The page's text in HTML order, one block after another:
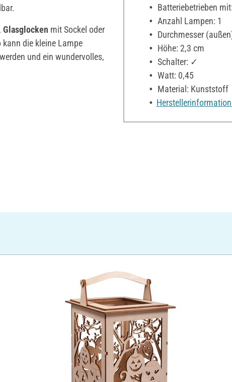
Glasglocken mit Sockel oder
kann die kleine Lampe
und ein wundervolles,
Batteriebetrieben
Anzahl Lampen: 1
Durchmesser
Höhe: 2,3 cm
Schalter: ✓
Watt: 0,45
Material: Kunststoff